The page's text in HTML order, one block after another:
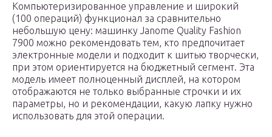
Компьютеризированное управление и широкий
(100 операций) функционал за сравнительно
небольшую цену: машинку Janome Quality Fashion
7900 можно рекомендовать тем, кто предпочитает
электронные модели и подходит к шитью творчески,
при этом ориентируется на бюджетный сегмент. Эта
модель имеет полноценный дисплей, на котором
отображаются не только выбранные строчки и их
параметры, но и рекомендации, какую лапку нужно
использовать для этой операции.